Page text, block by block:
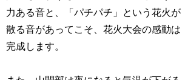
力ある音と、「パチパチ」という花火が
散る音があってこそ、花火大会の感動は
完成します。